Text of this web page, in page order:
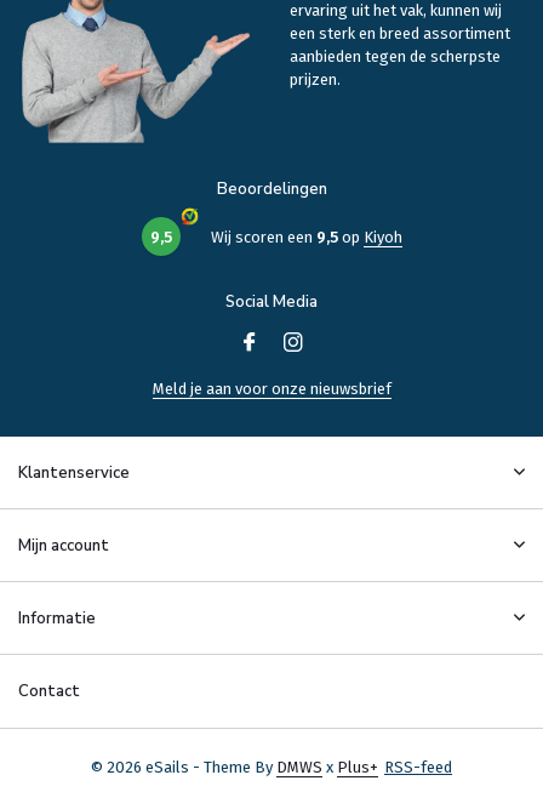
ervaring uit het vak, kunnen wij
een sterk en breed assortiment
aanbieden tegen de scherpste
prijzen.
Beoordelingen
9,5 Wij scoren een 9,5op Kiyoh
Social Media
Meld je aan voor onze nieuwsbrief
Klantenservice
Mijn account
Informatie
Contact
© 2026 eSails - Theme By DMWS x Plus+ RSS-feed